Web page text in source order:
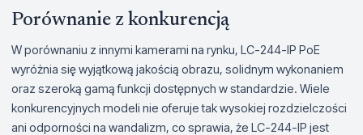
Porównanie z konkurencją
W porównaniu z innymi kamerami na rynku, LC-244-IP PoE
wyróżnia się wyjątkową jakością obrazu, solidnym wykonaniem
oraz szeroką gamą funkcji dostępnych w standardzie. Wiele
konkurencyjnych modeli nie oferuje tak wysokiej rozdzielczości
ani odporności na wandalizm, co sprawia, że LC-244-IP jest